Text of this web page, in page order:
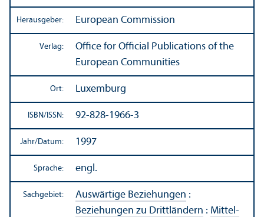
Herausgeber: European Commission
Verlag:
Office for Official Publications of the
European Communities
Ort: Luxemburg
ISBN/ ISSN: 92-828-1966-3
Jahr/Datum: 1997
Sprache: engl.
Sachgebiet: Auswärtige Beziehungen :
Beziehungen zu Drittländern : Mittel-